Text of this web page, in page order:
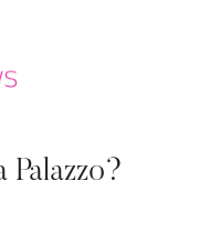
Palazzo?
age
I am